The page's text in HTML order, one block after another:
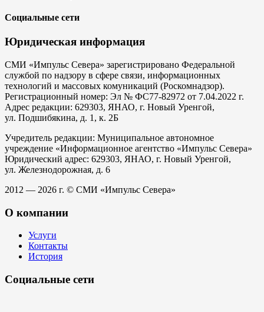
Социальные сети
Юридическая информация
СМИ «Импульс Севера» зарегистрировано Федеральной
службой по надзору в сфере связи, информационных
технологий и массовых комуникаций (Роскомнадзор).
Регистрационный номер: Эл № ФС77-82972 от 7.04.2022 г.
Адрес редакции: 629303, ЯНАО, г. Новый Уренгой,
ул. Подшибякина, д. 1, к. 2Б
Учредитель редакции: Муниципальное автономное
учреждение «Информационное агентство «Импульс Севера»
Юридический адрес: 629303, ЯНАО, г. Новый Уренгой,
ул. Железнодорожная, д. 6
2012 — 2026 г. © СМИ «Импульс Севера»
О компании
Услуги
Контакты
История
Социальные сети